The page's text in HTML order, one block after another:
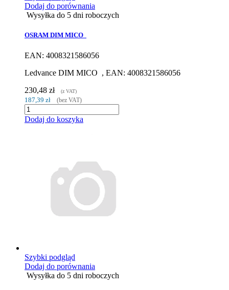
Dodaj do porównania
Wysyłka do 5 dni roboczych
OSRAM DIM MICO
EAN: 4008321586056
Ledvance DIM MICO , EAN: 4008321586056
230,48 zł
(z VAT)
187,39 zł (bez VAT)
Dodaj do koszyka
Szybki podgląd
Dodaj do porównania
Wysyłka do 5 dni roboczych